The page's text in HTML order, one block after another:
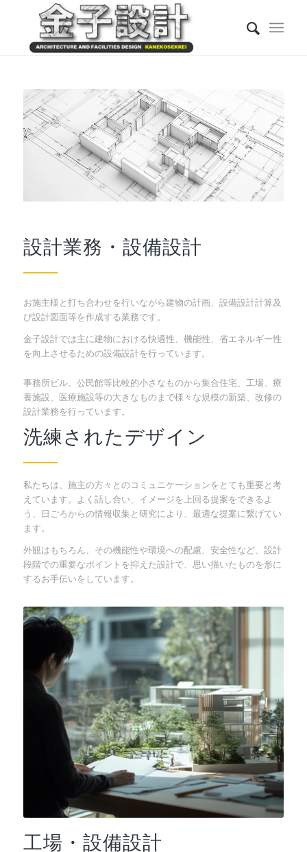
設計業務・設備設計
お施主様と打ち合わせを行いながら建物の計画、設備設計計算及
び設計図面等を作成する業務です。
金子設計では主に建物における快適性、機能性、省エネルギー性
を向上させるための設備設計を行っています。
事務所ビル、公民館等比較的小さなものから集合住宅、工場、療
養施設、医療施設等の大きなものまで様々な規模の新築、改修の
設計業務を行っています。
洗練されたデザイン
私たちは、施主の方々とのコミュニケーションをとても重要と考
えています。よく話し合い、イメージを上回る提案をできるよ
う、日ごろからの情報収集と研究により、最適な提案に繋げてい
ます。
外観はもちろん、その機能性や環境への配慮、安全性など、設計
段階での重要なポイントを抑えた設計で、思い描いたものを形に
するお手伝いをしています。
工場・設備設計